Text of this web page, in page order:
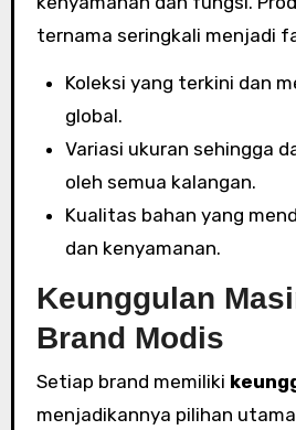
ternama seringkali menjadi
Koleksi yang terkini dan
global.
Variasi ukuran sehingga
oleh semua kalangan.
Kualitas bahan yang
dan kenyamanan.
Keunggulan
Brand Modis
Setiap brand memiliki
menjadikannya pilihan